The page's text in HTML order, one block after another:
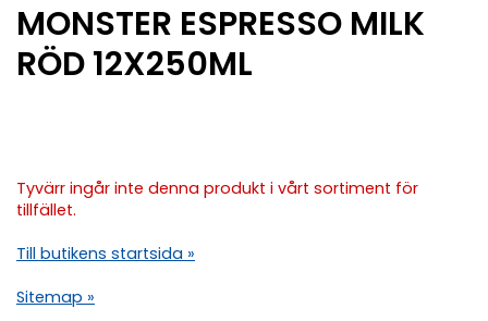
MONSTER ESPRESSO MILK
RÖD 12X250ML
Tyvärr ingår inte denna produkt i vårt sortiment för
tillfället.
Till butikens startsida »
Sitemap »